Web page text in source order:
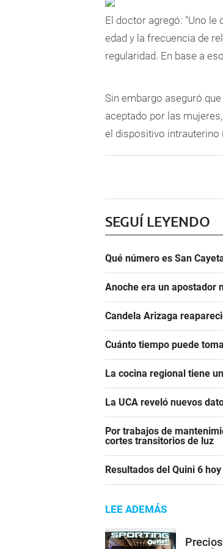
El doctor agregó: "Uno le
edad y la frecuencia de
regularidad. En base a
Sin embargo aseguró
aceptado por las
el dispositivo intrauterino
SEGUÍ LEYENDO
Qué número es San
Anoche era un apostador
Candela Arizaga
Cuánto tiempo puede
La cocina regional tiene
La UCA reveló nuevos
Por trabajos de
cortes transitorios de luz
Resultados del Quini 6
LEE ADEMÁS